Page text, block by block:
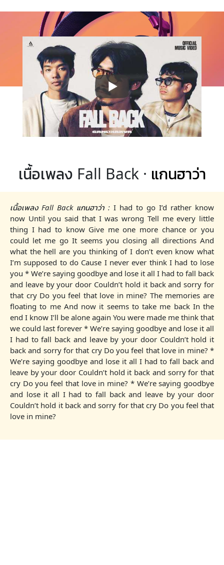
เนื้อเพลง Fall Back · แกนฮาว่า
เนื้อเพลง Fall Back แกนฮาว่า : I had to go I’d rather know
now Until you said that I was wrong Tell me every little
thing I had to know Give me one more chance or you
could let me go It seems you closing all directions And
what the hell are you thinking of I don’t even know what
I’m supposed to do Cause I never ever think I had to lose
you * We’re saying goodbye and lose it all I had to fall back
and leave by your door Couldn’t hold it back and sorry for
that cry Do you feel that love in mine? The memories are
floating to me And now it seems to take me back In the
end I know I’ll be alone again You were made me think that
we could last forever * We’re saying goodbye and lose it all
I had to fall back and leave by your door Couldn’t hold it
back and sorry for that cry Do you feel that love in mine? *
We’re saying goodbye and lose it all I had to fall back and
leave by your door Couldn’t hold it back and sorry for that
cry Do you feel that love in mine? * We’re saying goodbye
and lose it all I had to fall back and leave by your door
Couldn’t hold it back and sorry for that cry Do you feel that
love in mine?